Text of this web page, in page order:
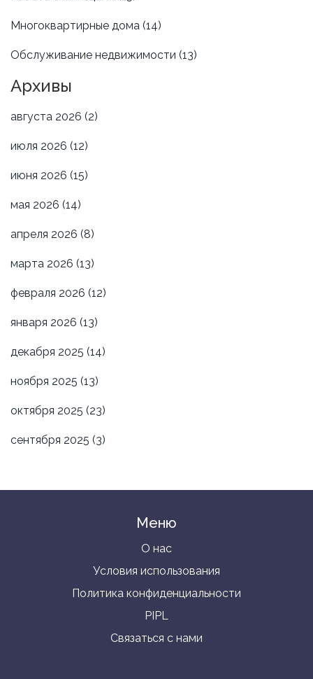
Многоквартирные дома (14)
Обслуживание недвижимости (13)
Архивы
августа 2026 (2)
июля 2026 (12)
июня 2026 (15)
мая 2026 (14)
апреля 2026 (8)
марта 2026 (13)
февраля 2026 (12)
января 2026 (13)
декабря 2025 (14)
ноября 2025 (13)
октября 2025 (23)
сентября 2025 (3)
Меню
О нас
Условия использования
Политика конфиденциальности
PIPL
Связаться с нами